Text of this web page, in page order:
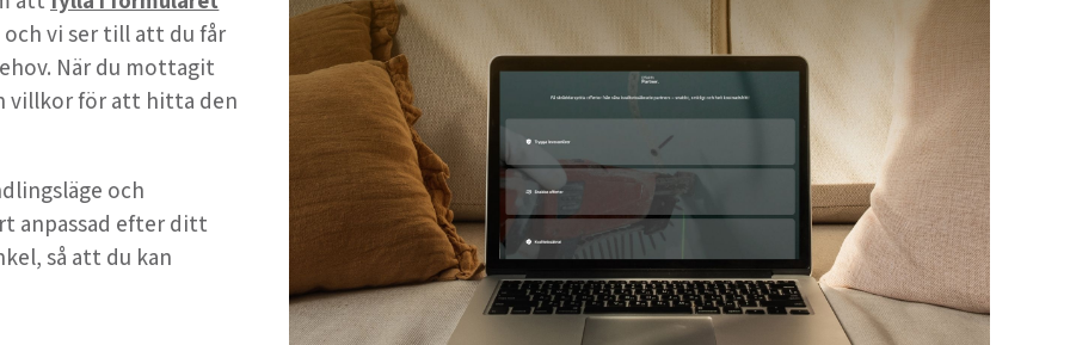
vi ser till att du får
När du mottagit
villkor för att hitta den
och
anpassad efter ditt
så att du kan